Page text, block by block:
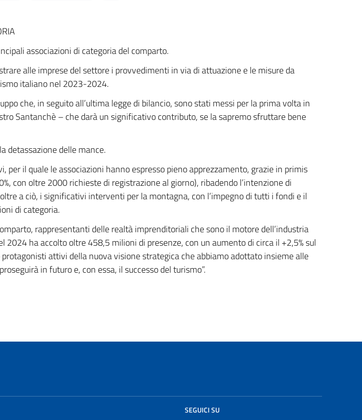
associazioni di categoria del comparto.
alle imprese del settore i provvedimenti in via di attuazione e le misure da
italiano nel 2023-2024.
che, in seguito all’ultima legge di bilancio, sono stati messi per la prima volta in
Santanchè – che darà un significativo contributo, se la sapremo sfruttare bene
detassazione delle mance.
il quale le associazioni hanno espresso pieno apprezzamento, grazie in primis
con oltre 2000 richieste di registrazione al giorno), ribadendo l’intenzione di
a ciò, i significativi interventi per la montagna, con l’impegno di tutti i fondi e il
di categoria.
rappresentanti delle realtà imprenditoriali che sono il motore dell’industria
ha accolto oltre 458,5 milioni di presenze, con un aumento di circa il +2,5% sul
attivi della nuova visione strategica che abbiamo adottato insieme alle
in futuro e, con essa, il successo del turismo”.
SEGUICI SU